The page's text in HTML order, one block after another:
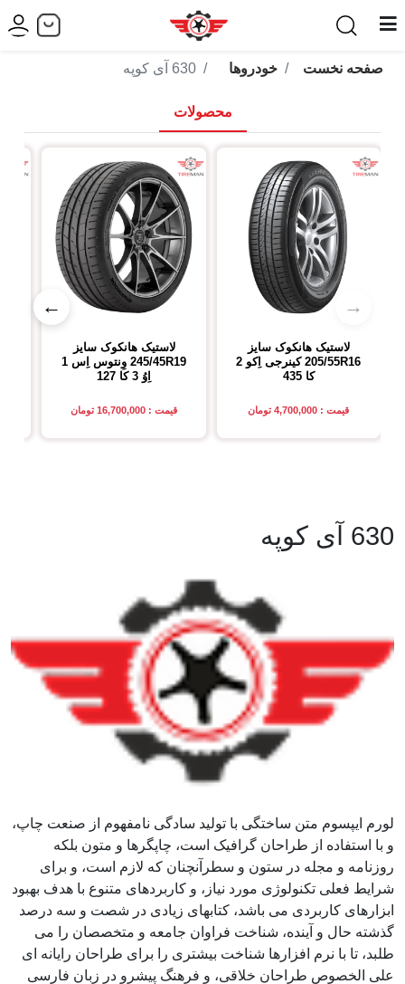
صفحه نخست خودروها 630 آی کوپه
محصولات
→
←
لاستیک هانکوک سایز
205/55R16
کینرجی اِکو 2
کا 435
قیمت : 4,700,000 تومان
لاستیک هانکوک سایز
245/45R19
وِنتوس اِس 1
اِوُ 3 کا 127
قیمت : 16,700,000 تومان
630 آی کوپه
لورم ایپسوم متن ساختگی با تولید سادگی نامفهوم از صنعت چاپ،
و با استفاده از طراحان گرافیک است، چاپگرها و متون بلکه
روزنامه و مجله در ستون و سطرآنچنان که لازم است، و برای
شرایط فعلی تکنولوژی مورد نیاز، و کاربردهای متنوع با هدف بهبود
ابزارهای کاربردی می باشد، کتابهای زیادی در شصت و سه درصد
گذشته حال و آینده، شناخت فراوان جامعه و متخصصان را می
طلبد، تا با نرم افزارها شناخت بیشتری را برای طراحان رایانه ای
علی الخصوص طراحان خلاقی، و فرهنگ پیشرو در زبان فارسی